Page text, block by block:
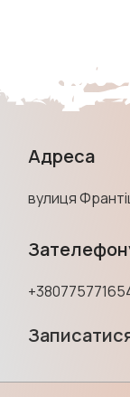
Адреса
вулиця